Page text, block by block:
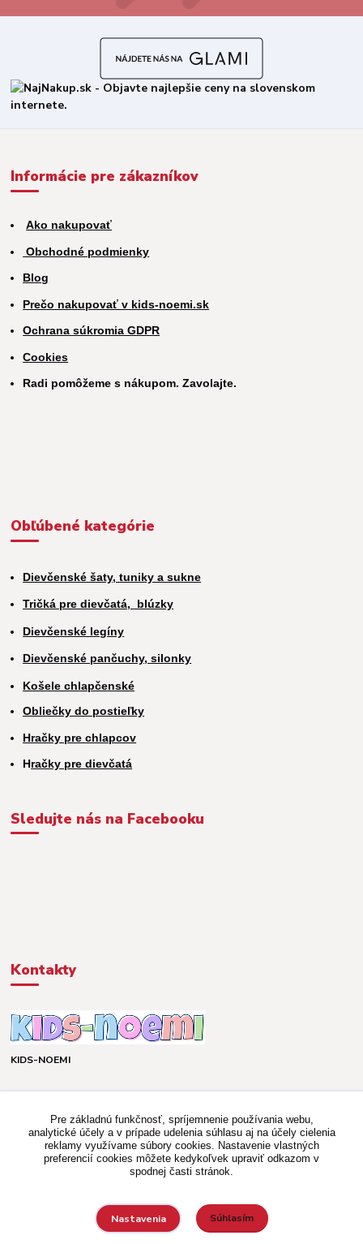
Informácie pre zákazníkov
Ako nakupovať
Obchodné podmienky
Blog
Prečo nakupovať v kids-noemi.sk
Ochrana súkromia GDPR
Cookies
Radi pomôžeme s nákupom. Zavolajte.
Obľúbené kategórie
Dievčenské šaty, tuniky a sukne
Tričká pre dievčatá, blúzky
Dievčenské legíny
Dievčenské pančuchy, silonky
Košele chlapčenské
Obliečky do postieľky
Hračky pre chlapcov
Hračky pre dievčatá
Sledujte nás na Facebooku
Kontakty
KIDS-NOEMI
(Po-Pia, 8-16 hod.)
kidsnoemi.shop@gmail.com
Pre základnú funkčnosť, spríjemnenie používania webu,
analytické účely a v prípade udelenia súhlasu aj na účely cielenia
reklamy využívame súbory cookies. Nastavenie vlastných
preferencií cookies môžete kedykoľvek upraviť odkazom v
spodnej časti stránok.
Nastavenia Súhlasím